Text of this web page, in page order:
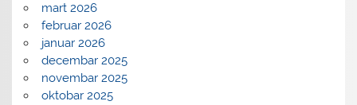
mart 2026
februar 2026
januar 2026
decembar 2025
novembar 2025
oktobar 2025